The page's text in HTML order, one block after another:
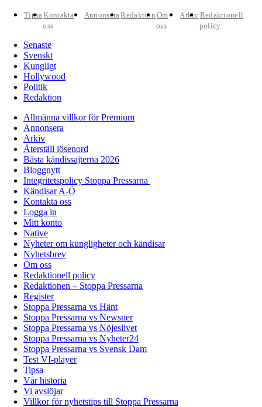
TipsaKontakta
oss
AnnonseraRedaktion Om
oss
Arkiv Redaktionell
policy
Senaste
Svenskt
Kungligt
Hollywood
Politik
Redaktion
Allmänna villkor för Premium
Annonsera
Arkiv
Återställ lösenord
Bästa kändissajterna 2026
Bloggnytt
Integritetspolicy Stoppa Pressarna
Kändisar A-Ö
Kontakta oss
Logga in
Mitt konto
Native
Nyheter om kungligheter och kändisar
Nyhetsbrev
Om oss
Redaktionell policy
Redaktionen – Stoppa Pressarna
Register
Stoppa Pressarna vs Hänt
Stoppa Pressarna vs Newsner
Stoppa Pressarna vs Nöjeslivet
Stoppa Pressarna vs Nyheter24
Stoppa Pressarna vs Svensk Dam
Test VI-player
Tipsa
Vår historia
Vi avslöjar
Villkor för nyhetstips till Stoppa Pressarna